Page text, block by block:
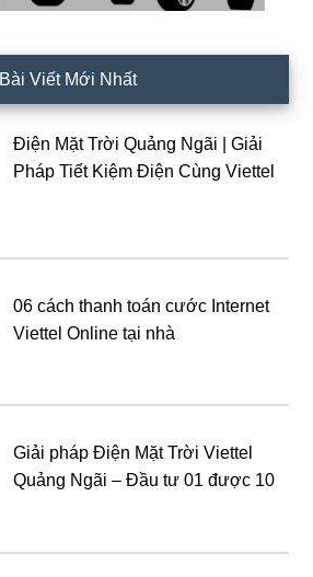
Bài Viết Mới Nhất
Điện Mặt Trời Quảng Ngãi | Giải
Pháp Tiết Kiệm Điện Cùng Viettel
06 cách thanh toán cước Internet
Viettel Online tại nhà
Giải pháp Điện Mặt Trời Viettel
Quảng Ngãi – Đầu tư 01 được 10